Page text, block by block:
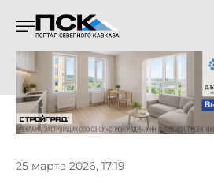
25 марта 2026, 17:19